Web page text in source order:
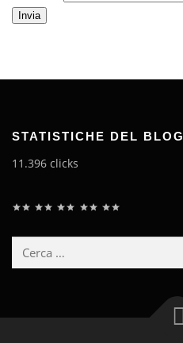
Invia
STATISTICHE DEL BLOG
11.396 clicks
Ricerca